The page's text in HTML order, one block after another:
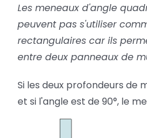
Les meneaux d'angle
peuvent pas s'utiliser
rectangulaires car ils
entre deux panneaux de
Si les deux profondeurs de
et si l'angle est de 90°, le